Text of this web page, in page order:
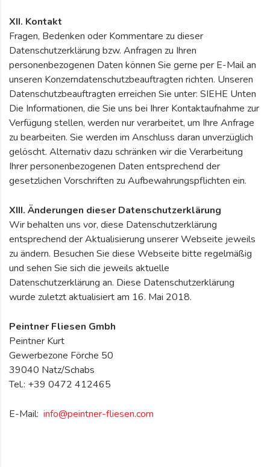
XII. Kontakt
Fragen, Bedenken oder Kommentare zu dieser
Datenschutzerklärung bzw. Anfragen zu Ihren
personenbezogenen Daten können Sie gerne per E-Mail an
unseren Konzerndatenschutzbeauftragten richten. Unseren
Datenschutzbeauftragten erreichen Sie unter: SIEHE Unten
Die Informationen, die Sie uns bei Ihrer Kontaktaufnahme zur
Verfügung stellen, werden nur verarbeitet, um Ihre Anfrage
zu bearbeiten. Sie werden im Anschluss daran unverzüglich
gelöscht. Alternativ dazu schränken wir die Verarbeitung
Ihrer personenbezogenen Daten entsprechend der
gesetzlichen Vorschriften zu Aufbewahrungspflichten ein.
XIII. Änderungen dieser Datenschutzerklärung
Wir behalten uns vor, diese Datenschutzerklärung
entsprechend der Aktualisierung unserer Webseite jeweils
zu ändern. Besuchen Sie diese Webseite bitte regelmäßig
und sehen Sie sich die jeweils aktuelle
Datenschutzerklärung an. Diese Datenschutzerklärung
wurde zuletzt aktualisiert am 16. Mai 2018.
Peintner Fliesen Gmbh
Peintner Kurt
Gewerbezone Förche 50
39040 Natz/Schabs
Tel.: +39 0472 412465
E-Mail: info@peintner-fliesen.com